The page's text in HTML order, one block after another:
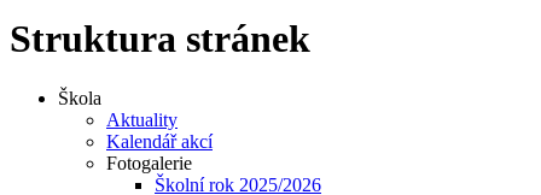
Struktura stránek
Škola
Aktuality
Kalendář akcí
Fotogalerie
Školní rok 2025/2026